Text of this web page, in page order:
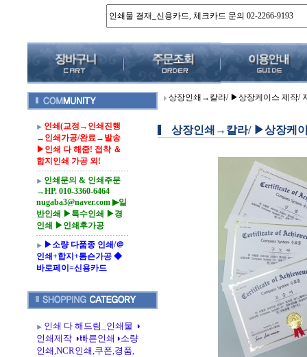
인쇄(교정→인쇄진행
→인쇄가공/완료→발송
▶인쇄 다 해줌! 접착 ＆
합지인쇄 가공 외!
인쇄문의 & 인쇄주문
→HP. 010-3360-6464
nugaba3@naver.com ▶일
반인쇄 ▶특수인쇄 ▶경
인쇄 ▶인쇄후가공
▶소량 다품종 인쇄/＠
인쇄+합지+톰슨가공 ◆
바로페이=신용카드
인쇄 다 해드림_인쇄물 ◑
인쇄제작 ◑빠른인쇄◑소량
인쇄,NCR인쇄,쿠폰,경품,
상장인쇄→칼라/ ▶상장케이스 제작/
상장인쇄→칼라/ ▶상장케이